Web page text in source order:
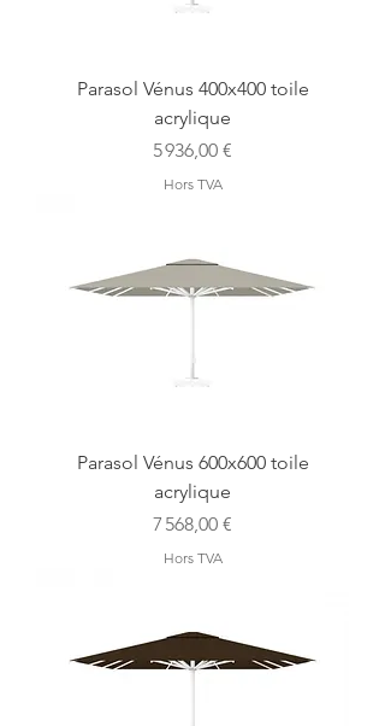
Parasol Vénus 400x400 toile
acrylique
Prix
5 936,00 €
Hors TVA
Parasol Vénus 600x600 toile
acrylique
Prix
7 568,00 €
Hors TVA